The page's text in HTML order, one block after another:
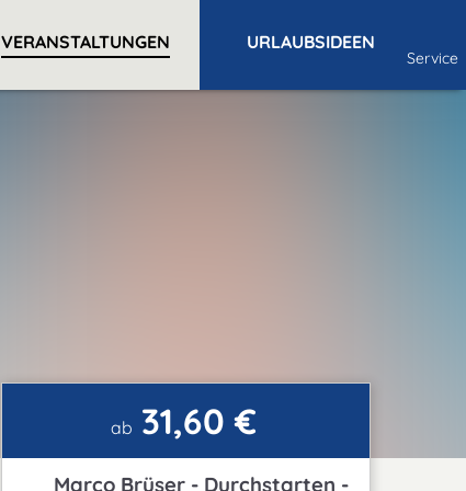
VERANSTALTUNGEN URLAUBSIDEEN
Service
ab 31,60 €
Marco Brüser - Durchstarten -